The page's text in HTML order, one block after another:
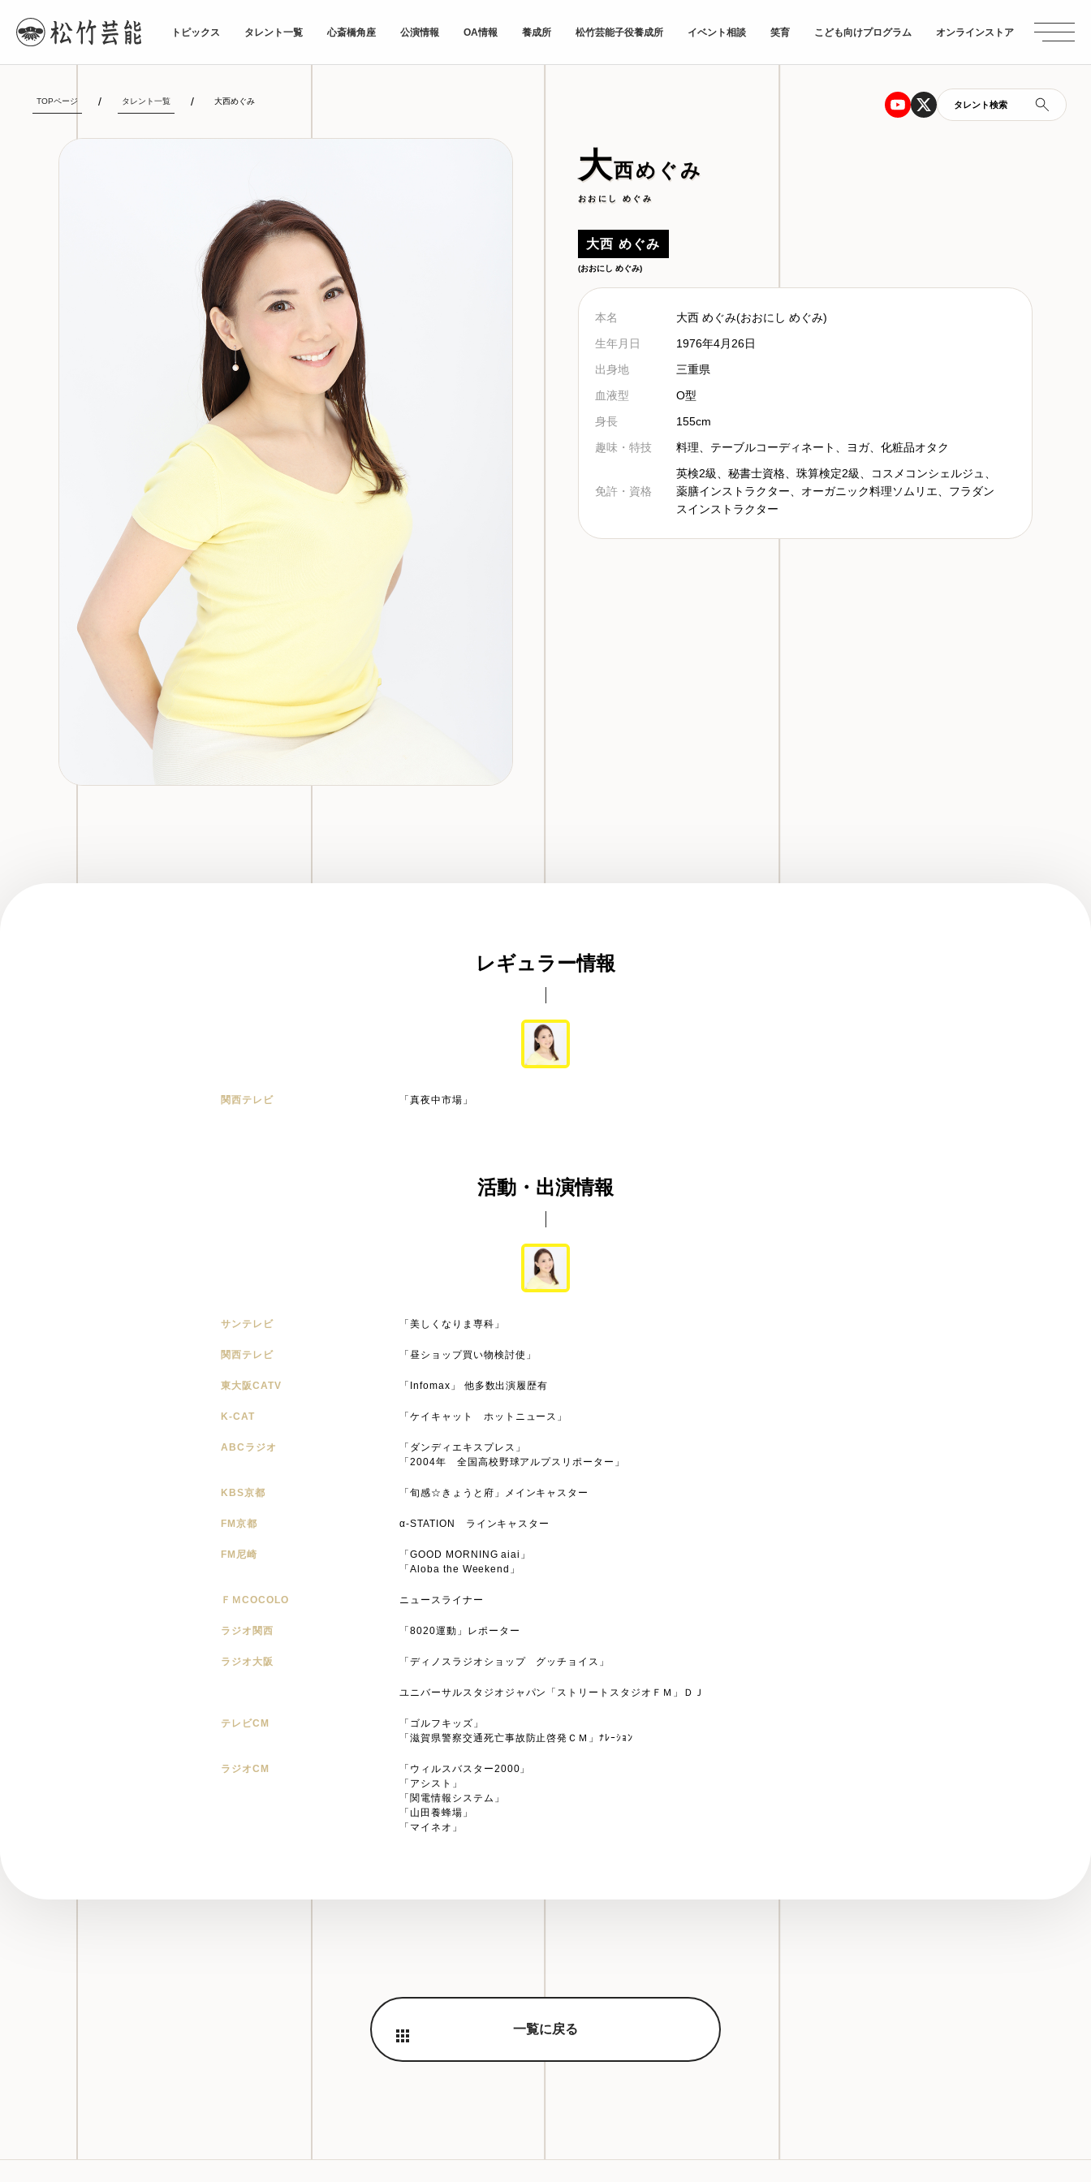
トピックス タレント一覧 心斎橋角座 公演情報 OA情報 養成所 松竹芸能子役養成所 イベント相談 笑育 こども向けプログラム オンラインストア
タレント検索
TOPページ タレント一覧 大西めぐみ
大西めぐみ
おおにし めぐみ
大西 めぐみ
(おおにし めぐみ)
本名
大西 めぐみ(おおにし めぐみ)
生年月日
1976年4月26日
出身地
三重県
血液型
O型
身長
155cm
趣味・特技
料理、テーブルコーディネート、ヨガ、化粧品オタク
免許・資格
英検2級、秘書士資格、珠算検定2級、コスメコンシェルジュ、
薬膳インストラクター、オーガニック料理ソムリエ、フラダン
スインストラクター
レギュラー情報
関西テレビ 「真夜中市場」
活動・出演情報
サンテレビ 「美しくなりま専科」
関西テレビ 「昼ショップ買い物検討使」
東大阪CATV 「Infomax」 他多数出演履歴有
K-CAT 「ケイキャット ホットニュース」
ABCラジオ
「ダンディエキスプレス」
「2004年 全国高校野球アルプスリポーター」
KBS京都 「旬感☆きょうと府」メインキャスター
FM京都 α-STATION ラインキャスター
FM尼崎
「GOOD MORNING aiai」
「Aloba the Weekend」
ＦＭCOCOLO ニュースライナー
ラジオ関西 「8020運動」レポーター
ラジオ大阪 「ディノスラジオショップ グッチョイス」
ユニバーサルスタジオジャパン「ストリートスタジオＦＭ」ＤＪ
テレビCM
「ゴルフキッズ」
「滋賀県警察交通死亡事故防止啓発ＣＭ」ﾅﾚｰｼｮﾝ
ラジオCM
「ウィルスバスター2000」
「アシスト」
「関電情報システム」
「山田養蜂場」
「マイネオ」
一覧に戻る